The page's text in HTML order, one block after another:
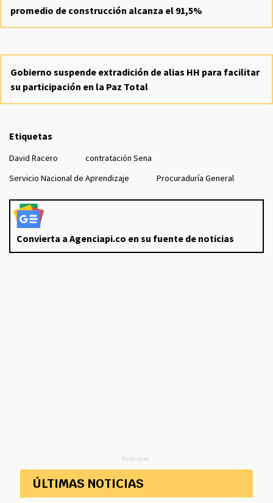
promedio de construcción alcanza el 91,5%
Gobierno suspende extradición de alias HH para facilitar
su participación en la Paz Total
Etiquetas
David Racero
contratación Sena
Servicio Nacional de Aprendizaje
Procuraduría General
Convierta a Agenciapi.co en su fuente de noticias
Publicidad
ÚLTIMAS NOTICIAS